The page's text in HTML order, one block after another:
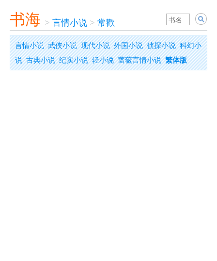
书海 > 言情小说 > 常歡
言情小说 武侠小说 现代小说 外国小说 侦探小说 科幻小
说 古典小说 纪实小说 轻小说 蔷薇言情小说 繁体版